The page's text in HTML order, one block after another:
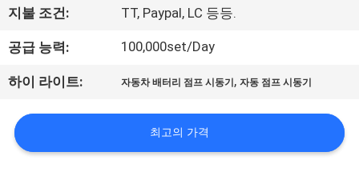
공
학
지불 조건: TT, Paypal, LC 등등.
공급 능력: 100,000set/Day
하이 라이트: 자동차 배터리 점프 시동기 ,자동 점프 시동기
최고의 가격